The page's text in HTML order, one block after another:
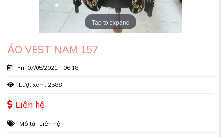
Tap to expand
ÁO VEST NAM 157
Fri, 07/05/2021 - 06:18
Lượt xem: 2588
Liên hệ
Mô tả : Liên hệ